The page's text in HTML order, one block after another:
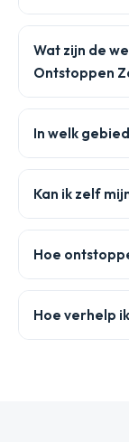
Wat zijn de
Ontstoppen
In welk
Kan ik zelf
Hoe
Hoe verhelp